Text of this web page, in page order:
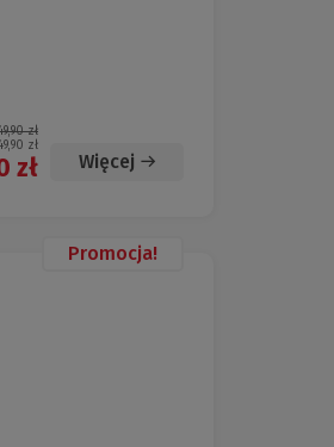
zł
zł
zł Więcej
Promocja!